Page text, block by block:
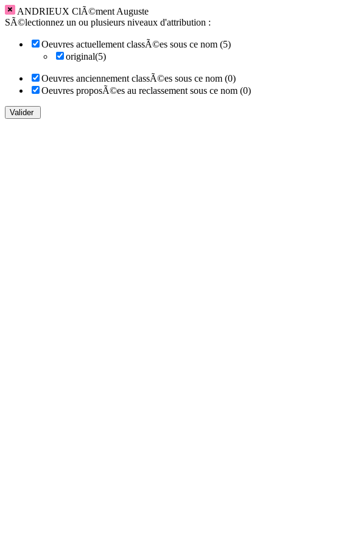
ANDRIEUX ClÃ©ment Auguste
SÃ©lectionnez un ou plusieurs niveaux d'attribution :
Oeuvres actuellement classÃ©es sous ce nom (5)
original(5)
Oeuvres anciennement classÃ©es sous ce nom (0)
Oeuvres proposÃ©es au reclassement sous ce nom (0)
Valider